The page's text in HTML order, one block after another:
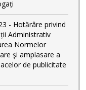
- Hotărâre privind
Administrativ
Normelor
şi amplasare a
de publicitate